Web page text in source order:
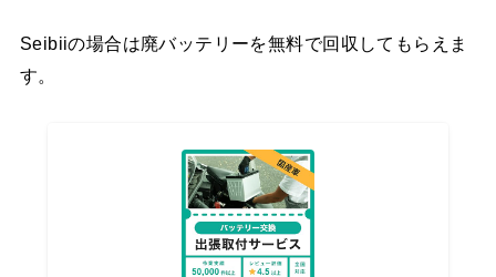
Seibiiの場合は廃バッテリーを無料で回収してもらえま
す。